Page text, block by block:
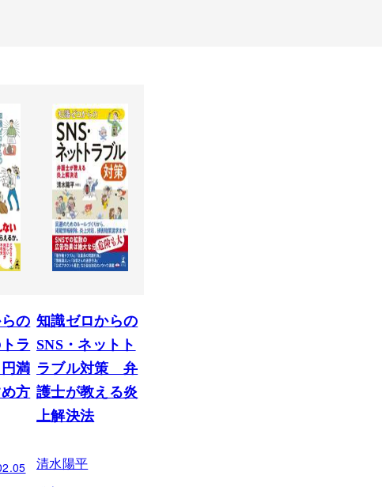
の
ラ
満
方
知識ゼロからの
SNS・ネットト
ラブル対策 弁
護士が教える炎
上解決法
清水陽平